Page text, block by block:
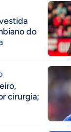
do
cirurgia;